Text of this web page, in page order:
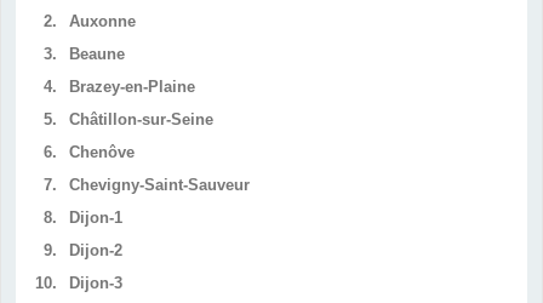
2.
Auxonne
3.
Beaune
4.
Brazey-en-Plaine
5.
Châtillon-sur-Seine
6.
Chenôve
7.
Chevigny-Saint-Sauveur
8.
Dijon-1
9.
Dijon-2
10.
Dijon-3